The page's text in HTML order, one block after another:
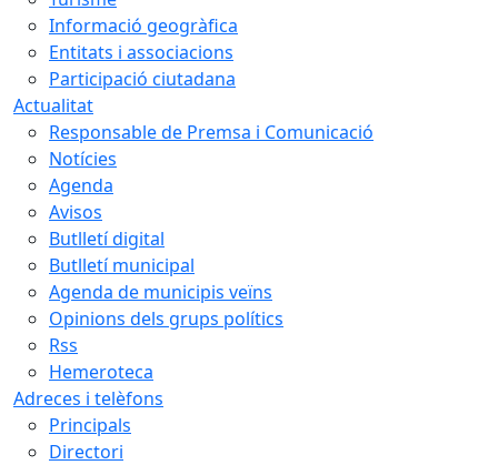
Informació geogràfica
Entitats i associacions
Participació ciutadana
Actualitat
Responsable de Premsa i Comunicació
Notícies
Agenda
Avisos
Butlletí digital
Butlletí municipal
Agenda de municipis veïns
Opinions dels grups polítics
Rss
Hemeroteca
Adreces i telèfons
Principals
Directori